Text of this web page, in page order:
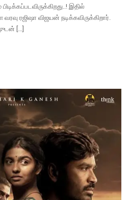
இதில்
ரஜிஷா விஜயன் நடிக்கவிருக்கிறார்.
[…]